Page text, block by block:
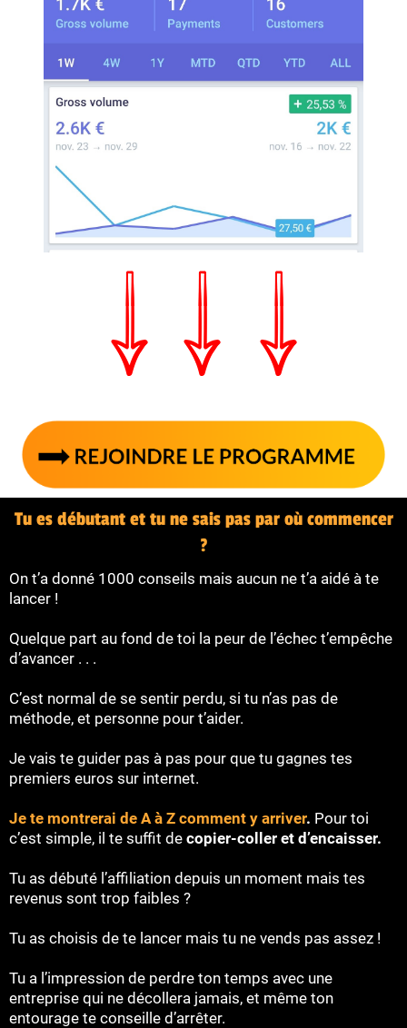
Tu es débutant et tu ne sais pas par où commencer
?
On t’a donné 1000 conseils mais aucun ne t’a aidé à te
lancer !
Quelque part au fond de toi la peur de l’échec t’empêche
d’avancer . . .
C’est normal de se sentir perdu, si tu n’as pas de
méthode, et personne pour t’aider.
Je vais te guider pas à pas pour que tu gagnes tes
premiers euros sur internet.
Je te montrerai de A à Z comment y arriver. Pour toi
c’est simple, il te suffit de copier-coller et d’encaisser.
Tu as débuté l’affiliation depuis un moment mais tes
revenus sont trop faibles ?
Tu as choisis de te lancer mais tu ne vends pas assez !
Tu a l’impression de perdre ton temps avec une
entreprise qui ne décollera jamais, et même ton
entourage te conseille d’arrêter.